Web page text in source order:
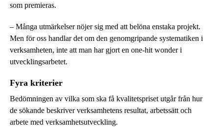
som premieras.
– Många utmärkelser nöjer sig med att belöna enstaka projekt.
Men för oss handlar det om den genomgripande systematiken i
verksamheten, inte att man har gjort en one-hit wonder i
utvecklingsarbetet.
Fyra kriterier
Bedömningen av vilka som ska få kvalitetspriset utgår från hur
de sökande beskriver verksamhetens resultat, arbetssätt och
arbete med verksamhetsutveckling.